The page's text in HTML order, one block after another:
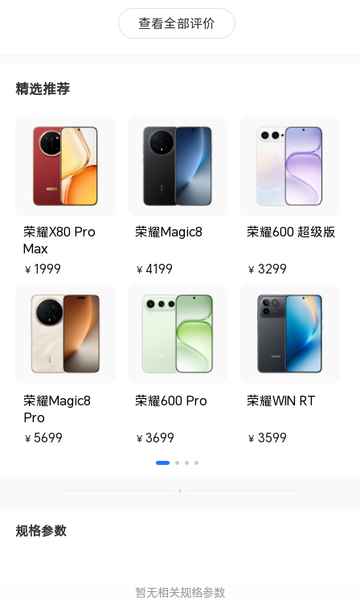
搭配快充功能，使用更省心。整体
性价比高，是值得入手的高品质耳
查看全部评价
精选推荐
荣耀X80 Pro
Max
￥ 1999
荣耀Magic8
￥ 4199
荣耀600 超级版
￥ 3299
荣耀Magic8
Pro
￥ 5699
荣耀600 Pro
￥ 3699
荣耀WIN RT
￥ 3599
规格参数
暂无相关规格参数